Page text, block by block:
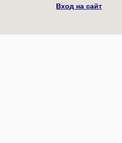
Вход на сайт